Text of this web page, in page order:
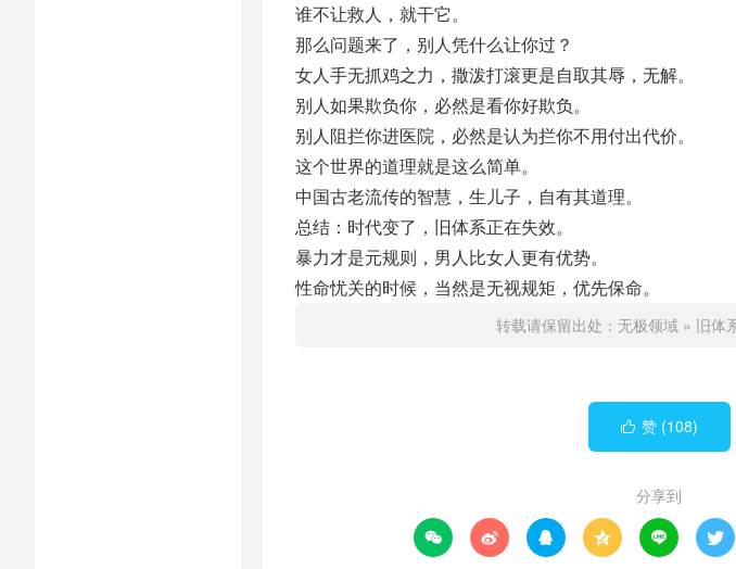
谁不让救人，就干它。
那么问题来了，别人凭什么让你过？
女人手无抓鸡之力，撒泼打滚更是自取其辱，无解。
别人如果欺负你，必然是看你好欺负。
别人阻拦你进医院，必然是认为拦你不用付出代价。
这个世界的道理就是这么简单。
中国古老流传的智慧，生儿子，自有其道理。
总结：时代变了，旧体系正在失效。
暴力才是元规则，男人比女人更有优势。
性命忧关的时候，当然是无视规矩，优先保命。
转载请保留出处： 无极领域 » 旧体
 赞 (108)
分享到
     